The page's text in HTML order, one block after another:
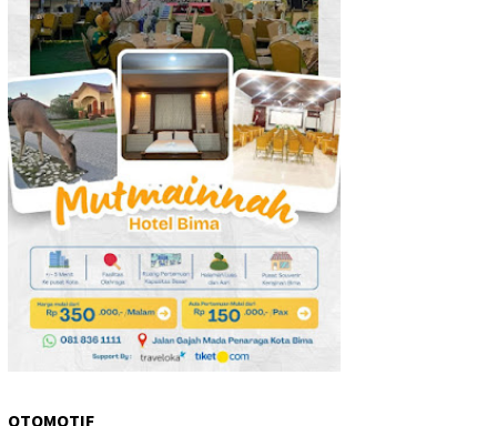
OTOMOTIF